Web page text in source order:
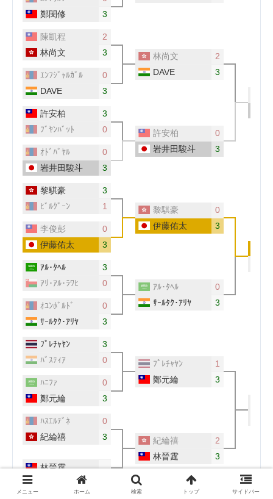
メニュー ホーム 検索 トップ サイドバー